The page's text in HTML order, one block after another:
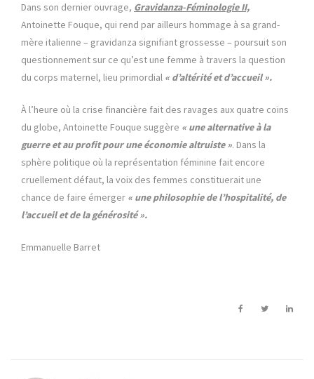
Dans son dernier ouvrage, Gravidanza-Féminologie II,
Antoinette Fouque, qui rend par ailleurs hommage à sa grand-
mère italienne – gravidanza signifiant grossesse – poursuit son
questionnement sur ce qu’est une femme à travers la question
du corps maternel, lieu primordial « d’altérité et d’accueil ».
À l’heure où la crise financière fait des ravages aux quatre coins
du globe, Antoinette Fouque suggère « une alternative à la
guerre et au profit pour une économie altruiste ». Dans la
sphère politique où la représentation féminine fait encore
cruellement défaut, la voix des femmes constituerait une
chance de faire émerger « une philosophie de l’hospitalité, de
l’accueil et de la générosité ».
Emmanuelle Barret